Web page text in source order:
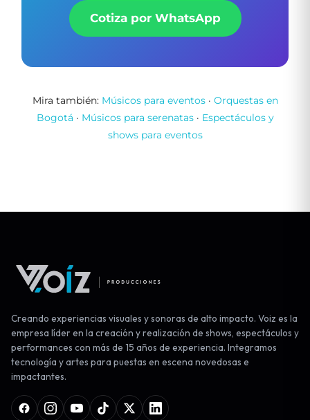
Cotiza por WhatsApp
Mira también: Músicos para eventos· Orquestas en
Bogotá · Músicos para serenatas· Espectáculos y
shows para eventos
Creando experiencias visuales y sonoras de alto impacto. Voiz es la
empresa líder en la creación y realización de shows, espectáculos y
performances con más de 15 años de experiencia. Integramos
tecnología y artes para puestas en escena novedosas e
impactantes.